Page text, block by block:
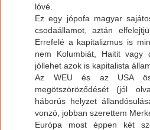
lóvé.
Ez egy jópofa magyar
csodaállamot, aztán
Errefelé a kapitalizmus is
nem Kolumbiát, Haitit vagy
jóllehet azok is kapitalista
Az WEU és az USA
megötszöröződését (jól
háborús helyzet
vonzó, jobban szerettem
Európa most éppen két